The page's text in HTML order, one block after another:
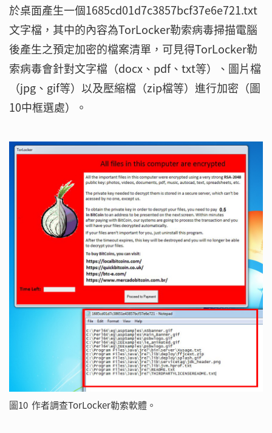
於桌面產生一個1685cd01d7c3857bcf37e6e721.txt
文字檔，其中的內容為TorLocker勒索病毒掃描電腦
後產生之預定加密的檔案清單，可見得TorLocker勒
索病毒會針對文字檔（docx、pdf、txt等）、圖片檔
（jpg、gif等）以及壓縮檔（zip檔等）進行加密（圖
10中框選處）。
圖10 作者調查TorLocker勒索軟體。